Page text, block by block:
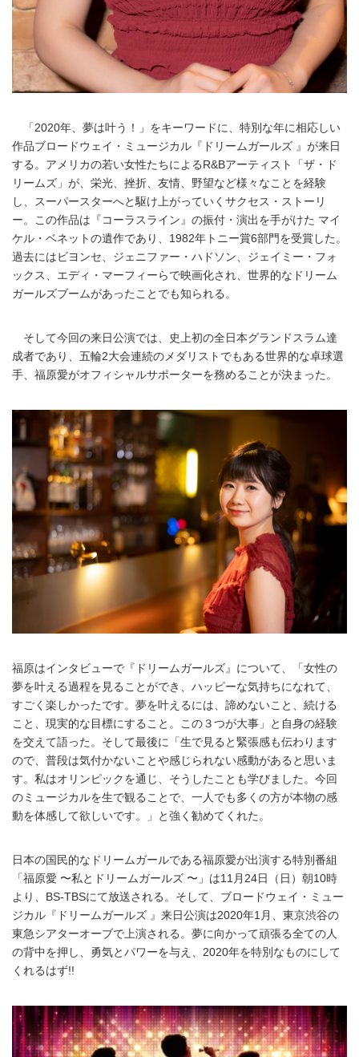
「2020年、夢は叶う！」をキーワードに、特別な年に相応しい
作品ブロードウェイ・ミュージカル『ドリームガールズ 』が来日
する。アメリカの若い女性たちによるR&Bアーティスト「ザ・ド
リームズ」が、栄光、挫折、友情、野望など様々なことを経験
し、スーパースターへと駆け上がっていくサクセス・ストーリ
ー。この作品は『コーラスライン』の振付・演出を手がけた マイ
ケル・ベネットの遺作であり、1982年トニー賞6部門を受賞した。
過去にはビヨンセ、ジェニファー・ハドソン、ジェイミー・フォ
ックス、エディ・マーフィーらで映画化され、世界的なドリーム
ガールズブームがあったことでも知られる。
そして今回の来日公演では、史上初の全日本グランドスラム達
成者であり、五輪2大会連続のメダリストでもある世界的な卓球選
手、福原愛がオフィシャルサポーターを務めることが決まった。
福原はインタビューで『ドリームガールズ』について、「女性の
夢を叶える過程を見ることができ、ハッピーな気持ちになれて、
すごく楽しかったです。夢を叶えるには、諦めないこと、続ける
こと、現実的な目標にすること。この３つが大事」と自身の経験
を交えて語った。そして最後に「生で見ると緊張感も伝わります
ので、普段は気付かないことや感じられない感動があると思いま
す。私はオリンピックを通じ、そうしたことも学びました。今回
のミュージカルを生で観ることで、一人でも多くの方が本物の感
動を体感して欲しいです。」と強く勧めてくれた。
日本の国民的なドリームガールである福原愛が出演する特別番組
「福原愛 〜私とドリームガールズ 〜」は11月24日（日）朝10時
より、BS-TBSにて放送される。そして、ブロードウェイ・ミュー
ジカル『ドリームガールズ 』来日公演は2020年1月、東京渋谷の
東急シアターオーブで上演される。夢に向かって頑張る全ての人
の背中を押し、勇気とパワーを与え、2020年を特別なものにして
くれるはず!!